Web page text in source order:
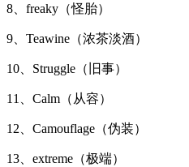
8、freaky（怪胎）
9、Teawine（浓茶淡酒）
10、Struggle（旧事）
11、Calm（从容）
12、Camouflage（伪装）
13、extreme（极端）